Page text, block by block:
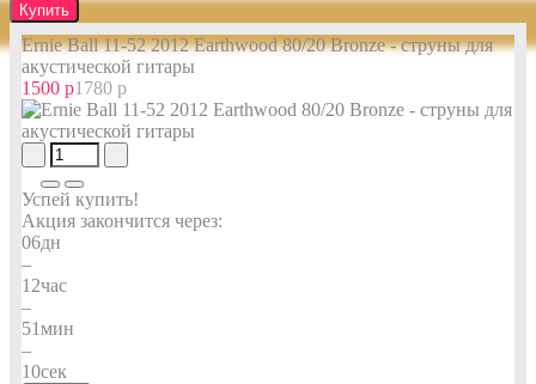
Купить
Ernie Ball 11-52 2012 Earthwood 80/20 Bronze - струны для
акустической гитары
1500 р1780 р
Успей купить!
Акция закончится через:
06дн
–
12час
–
51мин
–
09сек